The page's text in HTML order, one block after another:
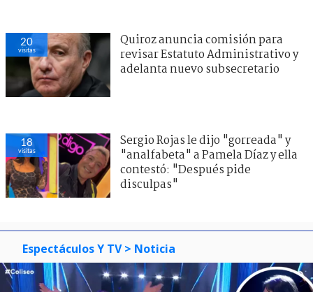
20
visitas
Quiroz anuncia comisión para
revisar Estatuto Administrativo y
adelanta nuevo subsecretario
18
visitas
Sergio Rojas le dijo "gorreada" y
"analfabeta" a Pamela Díaz y ella
contestó: "Después pide
disculpas"
Espectáculos Y TV > Noticia